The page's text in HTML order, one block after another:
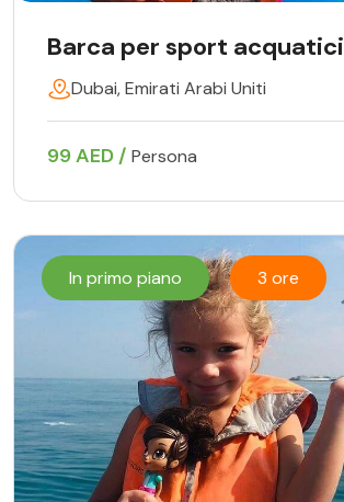
Barca per sport acquatici
Dubai, Emirati Arabi Uniti
99 AED / Persona
In primo piano 3 ore